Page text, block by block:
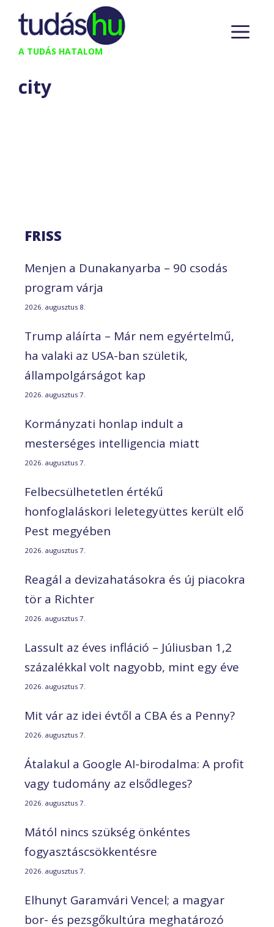
Kilépés
tartalomba
A TUDÁS HATALOM
city
FRISS
Menjen a Dunakanyarba – 90 csodás
program várja
2026. augusztus 8.
Trump aláírta – Már nem egyértelmű,
ha valaki az USA-ban születik,
állampolgárságot kap
2026. augusztus 7.
Kormányzati honlap indult a
mesterséges intelligencia miatt
2026. augusztus 7.
Felbecsülhetetlen értékű
honfoglaláskori leletegyüttes került elő
Pest megyében
2026. augusztus 7.
Reagál a devizahatásokra és új piacokra
tör a Richter
2026. augusztus 7.
Lassult az éves infláció – Júliusban 1,2
százalékkal volt nagyobb, mint egy éve
2026. augusztus 7.
Mit vár az idei évtől a CBA és a Penny?
2026. augusztus 7.
Átalakul a Google AI-birodalma: A profit
vagy tudomány az elsődleges?
2026. augusztus 7.
Mától nincs szükség önkéntes
fogyasztáscsökkentésre
2026. augusztus 7.
Elhunyt Garamvári Vencel; a magyar
bor- és pezsgőkultúra meghatározó